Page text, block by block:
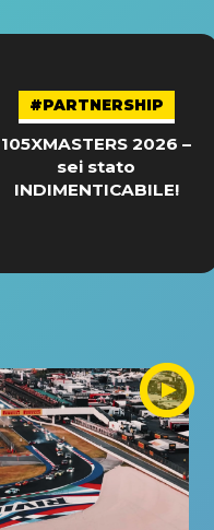
#PARTNERSHIP
105XMASTERS 2026 –
sei stato
INDIMENTICABILE!